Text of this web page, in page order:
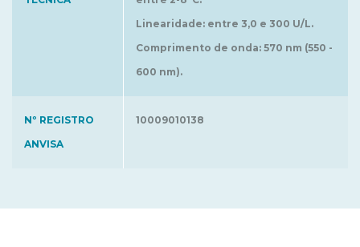
Linearidade: entre 3,0 e 300 U/L.
Comprimento de onda: 570 nm (550 -
600 nm).
Nº REGISTRO
ANVISA
10009010138